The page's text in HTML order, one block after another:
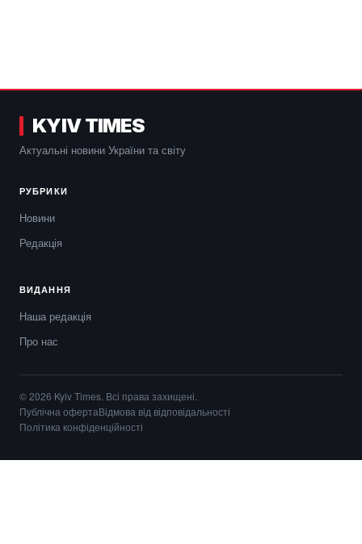
KYIV TIMES
Актуальні новини України та світу
РУБРИКИ
Новини
Редакція
ВИДАННЯ
Наша редакція
Про нас
© 2026 Kyiv Times. Всі права захищені.
Публічна офертаВідмова від відповідальності
Політика конфіденційності